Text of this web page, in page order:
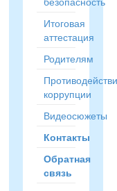
Итоговая
аттестация
Родителям
коррупции
Видеосюжеты
Контакты
Обратная
связь